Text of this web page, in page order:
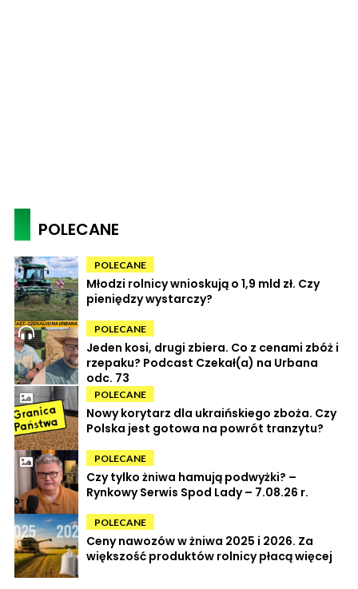
POLECANE
POLECANE
Młodzi rolnicy wnioskują o 1,9 mld zł. Czy
pieniędzy wystarczy?
POLECANE
Jeden kosi, drugi zbiera. Co z cenami zbóż i
rzepaku? Podcast Czekał(a) na Urbana
odc. 73
POLECANE
Nowy korytarz dla ukraińskiego zboża. Czy
Polska jest gotowa na powrót tranzytu?
POLECANE
Czy tylko żniwa hamują podwyżki? –
Rynkowy Serwis Spod Lady – 7.08.26 r.
POLECANE
Ceny nawozów w żniwa 2025 i 2026. Za
większość produktów rolnicy płacą więcej